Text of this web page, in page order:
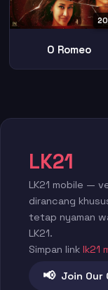
O Romeo
LK21
LK21 mobile —
dirancang
tetap nyaman
LK21.
Simpan link lk21
📢 Join Our